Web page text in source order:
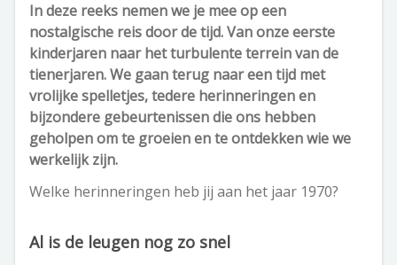
In deze reeks nemen we je mee op een
nostalgische reis door de tijd. Van onze eerste
kinderjaren naar het turbulente terrein van de
tienerjaren. We gaan terug naar een tijd met
vrolijke spelletjes, tedere herinneringen en
bijzondere gebeurtenissen die ons hebben
geholpen om te groeien en te ontdekken wie we
werkelijk zijn.
Welke herinneringen heb jij aan het jaar 1970?
Al is de leugen nog zo snel